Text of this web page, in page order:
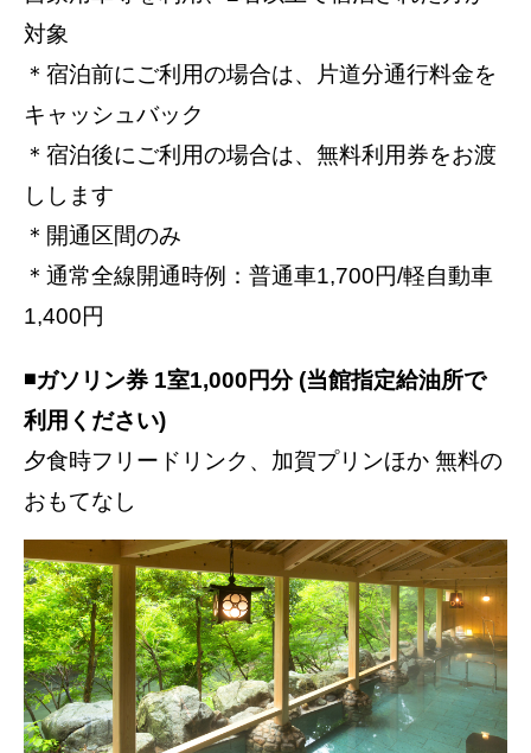
対象
＊宿泊前にご利用の場合は、片道分通行料金を
キャッシュバック
＊宿泊後にご利用の場合は、無料利用券をお渡
しします
＊開通区間のみ
＊通常全線開通時例：普通車1,700円/軽自動車
1,400円
◾️ガソリン券 1室1,000円分 (当館指定給油所で
利用ください)
夕食時フリードリンク、加賀プリンほか 無料の
おもてなし